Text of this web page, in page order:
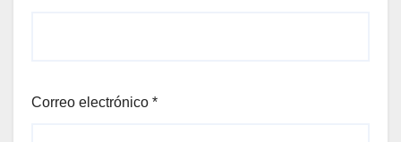
Correo electrónico *